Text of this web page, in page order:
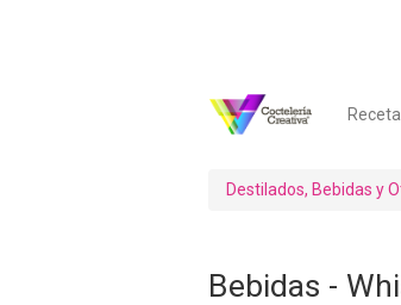
Navegación
Menú
cuenta
de
Destilados, Bebidas y
Bebidas -